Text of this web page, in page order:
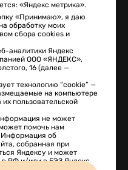
13-47
ш., 24-й км, д.1, стр. 1
«Яндекс метрика».
«Принимаю», я даю
обработку моих
сбора cookies и
аналитики Яндекс
ООО «ЯНДЕКС»,
16 (далее —
технологию “cookie” —
на компьютере
пользовательской
не может
помочь нам
Информация об
собранная при
Яндексу и может
в РФ и/или в ЕЭЗ.Яндекс